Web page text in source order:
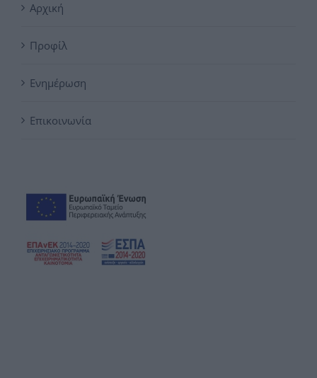
Αρχική
Προφίλ
Ενημέρωση
Επικοινωνία